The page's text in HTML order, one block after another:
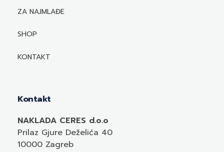
Biografije autora
Mediji o autorima i njihovim naslovima
ZA NAJMLAĐE
SHOP
KONTAKT
Kontakt
NAKLADA CERES d.o.o
Prilaz Gjure Deželića 40
10000 Zagreb